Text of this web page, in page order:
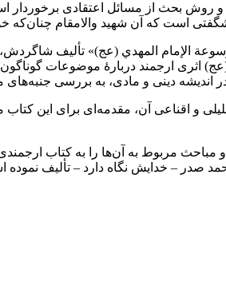
بحث از مسائل اعتقادی برخوردار است
است که آن شهید والامقام چنان‌که
الإمام المهدي (عج)» تألیف
اثری ارجمند دربارۀ موضوعات
دینی و مادی، به بررسی جنبه‌های
و اقناعی آن، مقدمه‌ای برای این کتاب
مربوط به آن‌ها را به کتاب
صدر – خدایش نگاه دارد – تألیف نموده